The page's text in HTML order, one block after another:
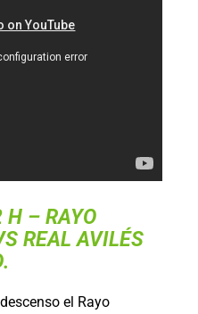
H – RAYO
REAL AVILÉS
el Rayo